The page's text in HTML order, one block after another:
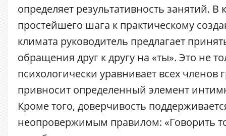
определяет результативность занятий. В
простейшего шага к практическому
климата руководитель предлагает
обращения друг к другу на «ты». Это не
психологически уравнивает всех членов
привносит определенный элемент
Кроме того, доверчивость
неопровержимым правилом: «Говорить